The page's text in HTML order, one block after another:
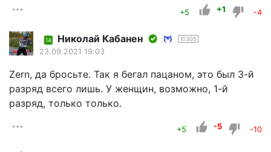
+5 +1 -4
14 Николай Кабанен 10305
23.09.2021 19:03
Zern, да бросьте. Так я бегал пацаном, это был 3-й
разряд всего лишь. У женщин, возможно, 1-й
разряд, только только.
+5 -5 -10